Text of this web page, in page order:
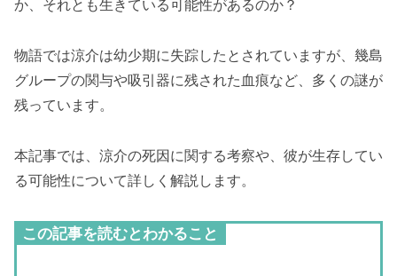
か、それとも生きている可能性があるのか？
物語では涼介は幼少期に失踪したとされていますが、幾島
グループの関与や吸引器に残された血痕など、多くの謎が
残っています。
本記事では、涼介の死因に関する考察や、彼が生存してい
る可能性について詳しく解説します。
この記事を読むとわかること